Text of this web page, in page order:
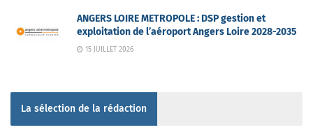
ANGERS LOIRE METROPOLE : DSP gestion et
exploitation de l’aéroport Angers Loire 2028-2035
15 JUILLET 2026
La sélection de la rédaction